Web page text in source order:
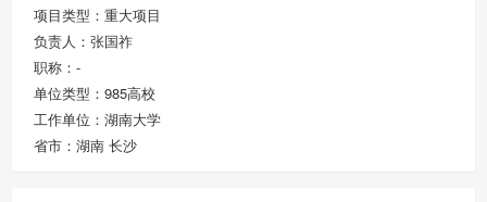
项目类型：重大项目
负责人：张国祚
职称：-
单位类型：985高校
工作单位：湖南大学
省市：湖南 长沙